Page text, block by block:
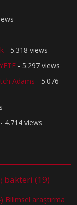
- 5.318 views
- 5.297 views
Adams - 5.076
- 4.714 views
bakteri (19)
Bilimsel araştırma